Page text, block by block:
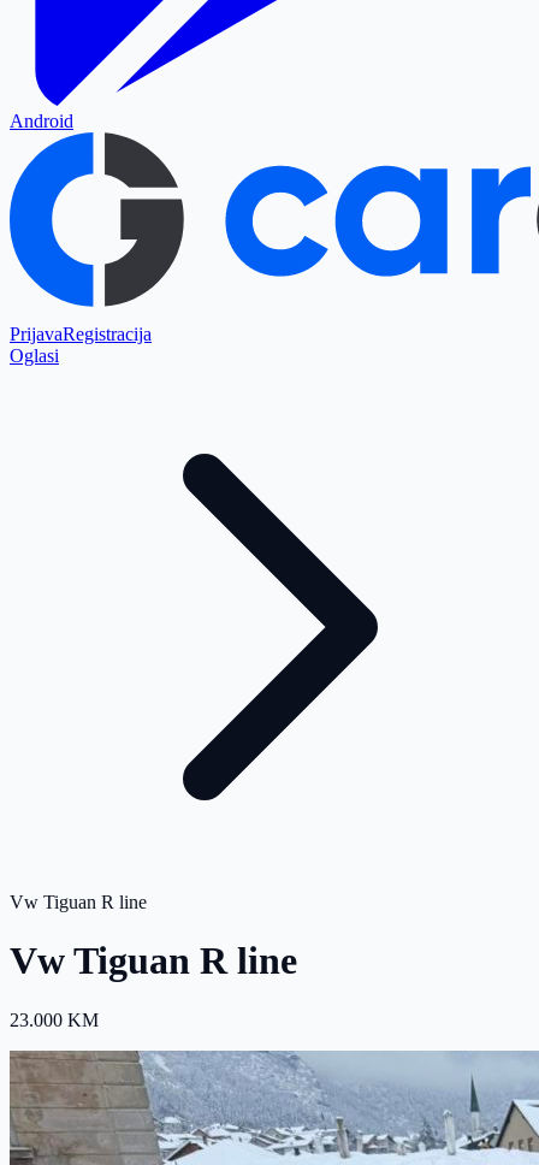
Android
PrijavaRegistracija
Oglasi
Vw Tiguan R line
Vw Tiguan R line
23.000 KM